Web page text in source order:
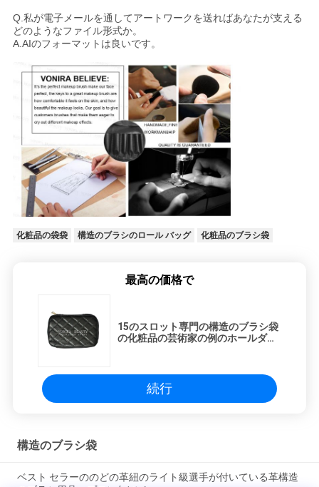
Q.私が電子メールを通してアートワークを送ればあなたが支える
どのようなファイル形式か。
A.AIのフォーマットは良いです。
化粧品の袋袋 構造のブラシのロール バッグ 化粧品のブラシ袋
最高の価格で
15のスロット専門の構造のブラシ袋
の化粧品の芸術家の例のホールダー
続行
構造のブラシ袋
ベスト セラーののどの革紐のライト級選手が付いている革構造